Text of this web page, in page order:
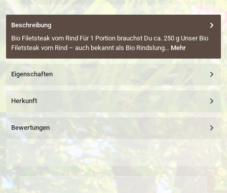
Beschreibung
Bio Filetsteak vom Rind Für 1 Portion brauchst Du ca. 250 g Unser Bio
Filetsteak vom Rind – auch bekannt als Bio Rindslung… Mehr
Eigenschaften
Herkunft
Bewertungen